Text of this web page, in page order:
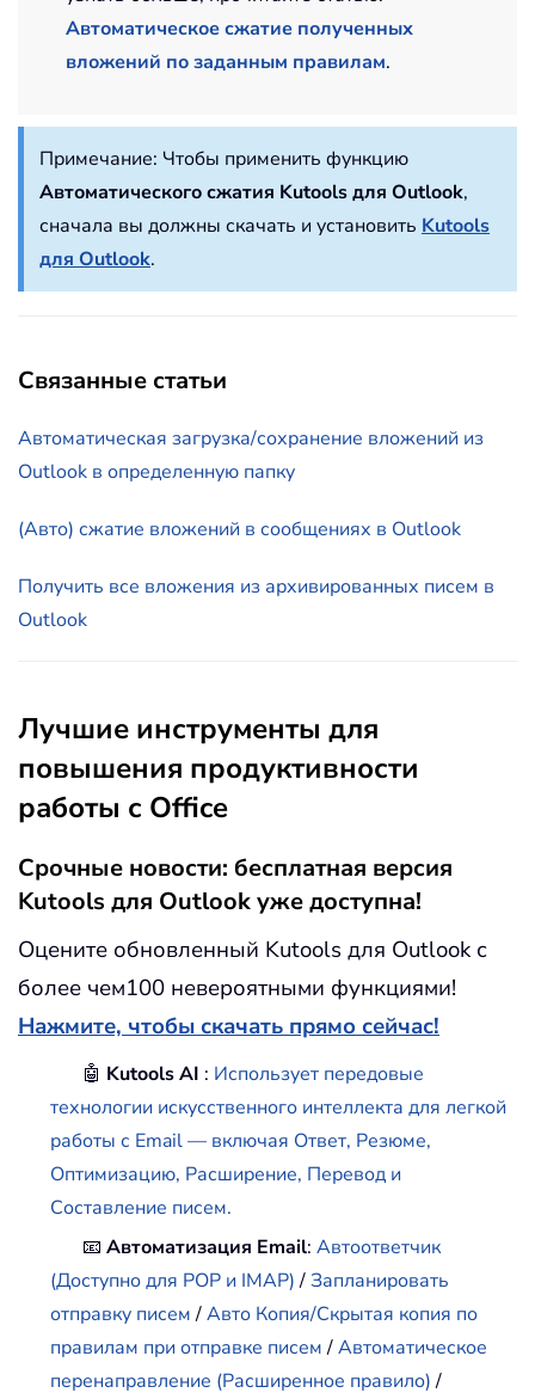
Автоматическое сжатие полученных
вложений по заданным правилам.
Примечание: Чтобы применить функцию
Автоматического сжатия Kutools для Outlook,
сначала вы должны скачать и установить Kutools
для Outlook.
Связанные статьи
Автоматическая загрузка/сохранение вложений из
Outlook в определенную папку
(Авто) сжатие вложений в сообщениях в Outlook
Получить все вложения из архивированных писем в
Outlook
Лучшие инструменты для
повышения продуктивности
работы с Office
Срочные новости: бесплатная версия
Kutools для Outlook уже доступна!
Оцените обновленный Kutools для Outlook с
более чем100 невероятными функциями!
Нажмите, чтобы скачать прямо сейчас!
🤖 Kutools AI : Использует передовые
технологии искусственного интеллекта для легкой
работы с Email — включая Ответ, Резюме,
Оптимизацию, Расширение, Перевод и
Составление писем.
📧Автоматизация Email:Автоответчик
(Доступно для POP и IMAP)/Запланировать
отправку писем/Авто Копия/Скрытая копия по
правилам при отправке писем/Автоматическое
перенаправление (Расширенное правило)/